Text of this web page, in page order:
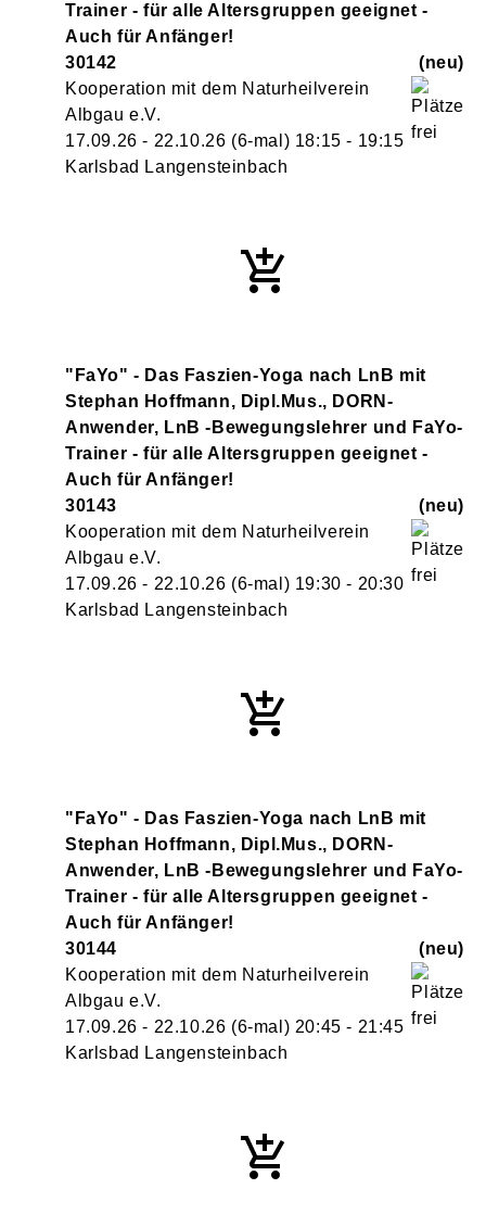
Trainer - für alle Altersgruppen geeignet -
Auch für Anfänger!
30142
neu
Kooperation mit dem Naturheilverein
Albgau e.V.
17.09.26 - 22.10.26 (6-mal) 18:15 - 19:15
Karlsbad Langensteinbach
"FaYo" - Das Faszien-Yoga nach LnB mit
Stephan Hoffmann, Dipl.Mus., DORN-
Anwender, LnB -Bewegungslehrer und FaYo-
Trainer - für alle Altersgruppen geeignet -
Auch für Anfänger!
30143
neu
Kooperation mit dem Naturheilverein
Albgau e.V.
17.09.26 - 22.10.26 (6-mal) 19:30 - 20:30
Karlsbad Langensteinbach
"FaYo" - Das Faszien-Yoga nach LnB mit
Stephan Hoffmann, Dipl.Mus., DORN-
Anwender, LnB -Bewegungslehrer und FaYo-
Trainer - für alle Altersgruppen geeignet -
Auch für Anfänger!
30144
neu
Kooperation mit dem Naturheilverein
Albgau e.V.
17.09.26 - 22.10.26 (6-mal) 20:45 - 21:45
Karlsbad Langensteinbach